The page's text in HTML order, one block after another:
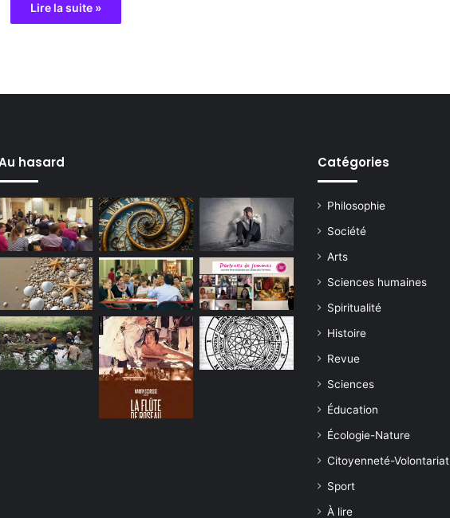
Lire la suite »
hasard Catégories
Philosophie
Société
Arts
Sciences humaines
Spiritualité
Histoire
Revue
Sciences
Éducation
Écologie-Nature
Citoyenneté-Volontariat
Sport
À lire